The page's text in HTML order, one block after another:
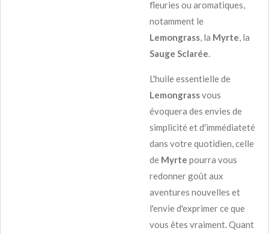
fleuries ou aromatiques,
notamment le
Lemongrass, la Myrte, la
Sauge Sclarée.
L'huile essentielle de
Lemongrassvous
évoquera des envies de
simplicité et d'immédiateté
dans votre quotidien, celle
de Myrte pourra vous
redonner goût aux
aventures nouvelles et
l'envie d'exprimer ce que
vous êtes vraiment. Quant